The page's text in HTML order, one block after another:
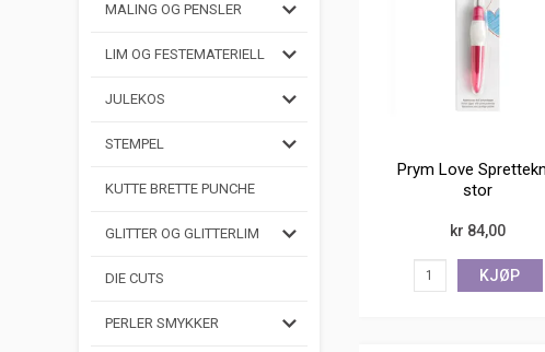
MALING OG PENSLER
LIM OG FESTEMATERIELL
JULEKOS
STEMPEL
KUTTE BRETTE PUNCHE
GLITTER OG GLITTERLIM
DIE CUTS
PERLER SMYKKER
Prym Love
stor
kr 84,00
KJØP